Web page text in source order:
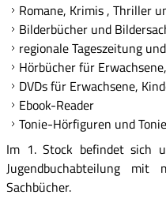
Romane, Krimis , Thriller
Bilderbücher und
regionale Tageszeitung
Hörbücher für
DVDs für Erwachsene,
Ebook-Reader
Tonie-Hörfiguren und
Im 1. Stock befindet sich
Jugendbuchabteilung
Sachbücher.